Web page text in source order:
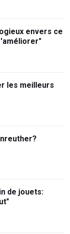
envers ce
les meilleurs
de jouets: